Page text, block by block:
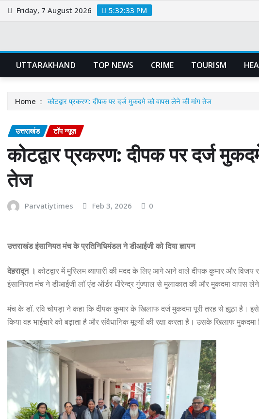
Skip
to
Friday, 7 August 2026 5:32:34 PM
UTTARAKHAND TOP NEWS CRIME TOURISM
Home कोटद्वार प्रकरण: दीपक पर दर्ज मुकदमे को वापस लेने की मांग तेज
उत्तराखंड टॉप न्यूज़
कोटद्वार प्रकरण: दीपक पर दर्ज
तेज
Parvatiytimes Feb 3, 2026 0
उत्तराखंड इंसानियत मंच के प्रतिनिधिमंडल ने डीआईजी को दिया ज्ञापन
देहरादून । कोटद्वार में मुस्लिम व्यापारी की मदद के लिए आगे आने वाले दीपक कुमार और
इंसानियत मंच ने डीआईजी लॉ एंड ऑर्डर धीरेन्द्र गुंज्याल से मुलाकात की और मुकदमा वापस
मंच के डॉ. रवि चोपड़ा ने कहा कि दीपक कुमार के खिलाफ दर्ज मुकदमा पूरी तरह से झूठा है।
किया वह भाईचारे को बढ़ाता है और संवैधानिक मूल्यों की रक्षा करता है। उसके खिलाफ मुकदमा